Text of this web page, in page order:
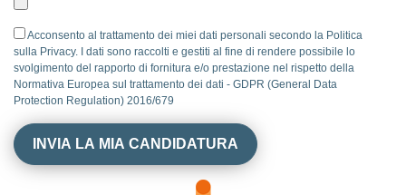
Acconsento al trattamento dei miei dati personali secondo la Politica
sulla Privacy. I dati sono raccolti e gestiti al fine di rendere possibile lo
svolgimento del rapporto di fornitura e/o prestazione nel rispetto della
Normativa Europea sul trattamento dei dati - GDPR (General Data
Protection Regulation) 2016/679